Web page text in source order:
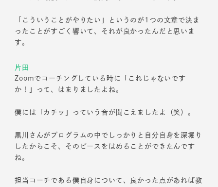
「こういうことがやりたい」というのが1つの文章で決ま
ったことがすごく響いて、それが良かったんだと思いま
す。
片田
Zoomでコーチングしている時に「これじゃないです
か！」って、はまりましたよね。
僕には「カチッ」っていう音が聞こえましたよ（笑）。
黒川さんがプログラムの中でしっかりと自分自身を深堀り
したからこそ、そのピースをはめることができたんです
ね。
担当コーチである僕自身について、良かった点があれば教